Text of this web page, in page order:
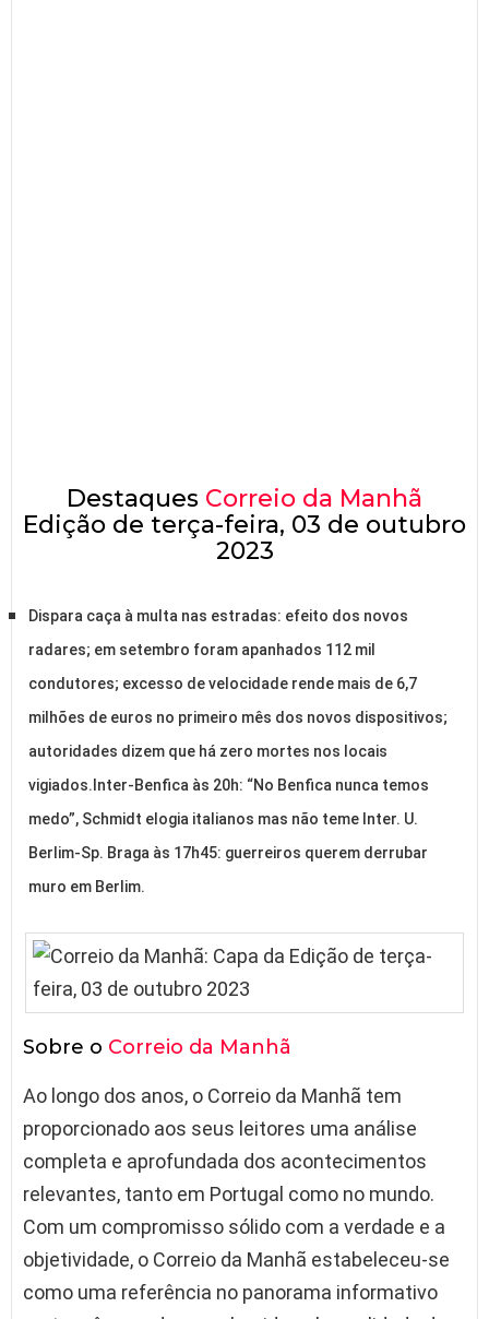
Destaques Correio da Manhã
Edição de terça-feira, 03 de outubro
2023
Dispara caça à multa nas estradas: efeito dos novos
radares; em setembro foram apanhados 112 mil
condutores; excesso de velocidade rende mais de 6,7
milhões de euros no primeiro mês dos novos dispositivos;
autoridades dizem que há zero mortes nos locais
vigiados.Inter-Benfica às 20h: “No Benfica nunca temos
medo”, Schmidt elogia italianos mas não teme Inter. U.
Berlim-Sp. Braga às 17h45: guerreiros querem derrubar
muro em Berlim.
Sobre o Correio da Manhã
Ao longo dos anos, o Correio da Manhã tem
proporcionado aos seus leitores uma análise
completa e aprofundada dos acontecimentos
relevantes, tanto em Portugal como no mundo.
Com um compromisso sólido com a verdade e a
objetividade, o Correio da Manhã estabeleceu-se
como uma referência no panorama informativo